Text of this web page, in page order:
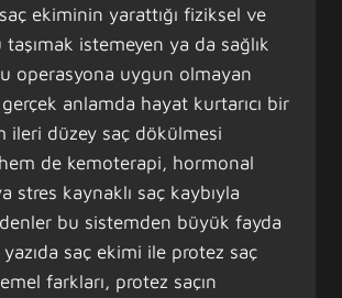
ekiminin yarattığı fiziksel ve
istemeyen ya da sağlık
operasyona uygun olmayan
anlamda hayat kurtarıcı bir
ileri düzey saç dökülmesi
de kemoterapi, hormonal
stres kaynaklı saç kaybıyla
bu sistemden büyük fayda
yazıda saç ekimi ile protez saç
farkları, protez saçın